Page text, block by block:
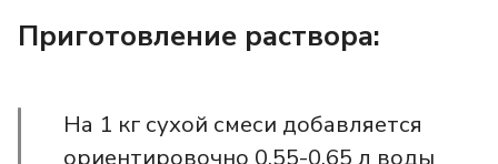
Приготовление раствора:
На 1 кг сухой смеси добавляется
ориентировочно 0,55-0,65 л воды